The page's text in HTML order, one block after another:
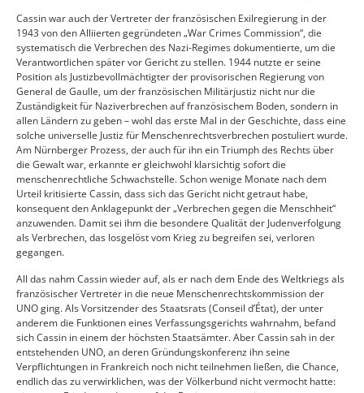
Cassin war auch der Vertreter der französischen Exilregierung in der
1943 von den Alliierten gegründeten „War Crimes Commission“, die
systematisch die Verbrechen des Nazi-Regimes dokumentierte, um die
Verantwortlichen später vor Gericht zu stellen. 1944 nutzte er seine
Position als Justizbevollmächtigter der provisorischen Regierung von
General de Gaulle, um der französischen Militärjustiz nicht nur die
Zuständigkeit für Naziverbrechen auf französischem Boden, sondern in
allen Ländern zu geben – wohl das erste Mal in der Geschichte, dass eine
solche universelle Justiz für Menschenrechtsverbrechen postuliert wurde.
Am Nürnberger Prozess, der auch für ihn ein Triumph des Rechts über
die Gewalt war, erkannte er gleichwohl klarsichtig sofort die
menschenrechtliche Schwachstelle. Schon wenige Monate nach dem
Urteil kritisierte Cassin, dass sich das Gericht nicht getraut habe,
konsequent den Anklagepunkt der „Verbrechen gegen die Menschheit“
anzuwenden. Damit sei ihm die besondere Qualität der Judenverfolgung
als Verbrechen, das losgelöst vom Krieg zu begreifen sei, verloren
gegangen.
All das nahm Cassin wieder auf, als er nach dem Ende des Weltkriegs als
französischer Vertreter in die neue Menschenrechtskommission der
UNO ging. Als Vorsitzender des Staatsrats (Conseil d’État), der unter
anderem die Funktionen eines Verfassungsgerichts wahrnahm, befand
sich Cassin in einem der höchsten Staatsämter. Aber Cassin sah in der
entstehenden UNO, an deren Gründungskonferenz ihn seine
Verpflichtungen in Frankreich noch nicht teilnehmen ließen, die Chance,
endlich das zu verwirklichen, was der Völkerbund nicht vermocht hatte: